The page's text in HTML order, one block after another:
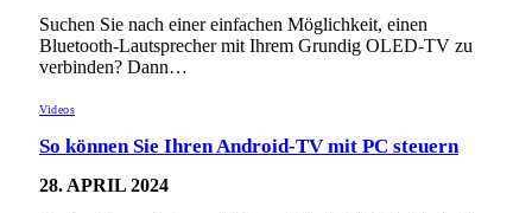
Suchen Sie nach einer einfachen Möglichkeit, einen
Bluetooth-Lautsprecher mit Ihrem Grundig OLED-TV zu
verbinden? Dann…
Videos
So können Sie Ihren Android-TV mit PC steuern
28. APRIL 2024